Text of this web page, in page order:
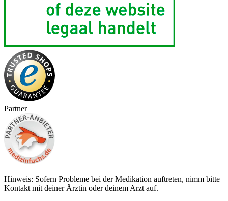
Partner
Hinweis: Sofern Probleme bei der Medikation auftreten, nimm bitte
Kontakt mit deiner Ärztin oder deinem Arzt auf.